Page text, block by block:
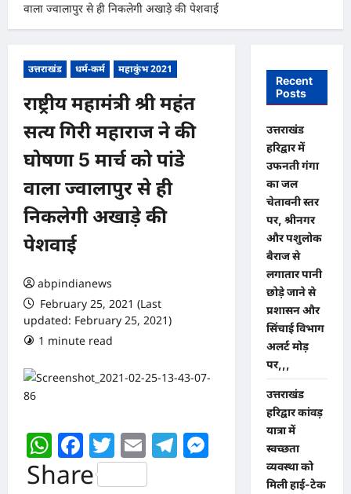
वाला ज्वालापुर से ही निकलेगी अखाड़े की पेशवाई
उत्तराखंड धर्म-कर्म महाकुंभ 2021
राष्ट्रीय महामंत्री श्री महंत
सत्य गिरी महाराज ने की
घोषणा 5 मार्च को पांडे
वाला ज्वालापुर से ही
निकलेगी अखाड़े की
पेशवाई
abpindianews
February 25, 2021 (Last
updated: February 25, 2021)
1 minute read
WhatsApp
Facebook
Twitter
EmailTelegram
Messenger
Share
Recent
Posts
उत्तराखंड
हरिद्वार में
उफनती गंगा
का जल
चेतावनी स्तर
पर, श्रीनगर
और पशुलोक
बैराज से
लगातार पानी
छोड़े जाने से
प्रशासन और
सिंचाई विभाग
अलर्ट मोड़
पर,,,
उत्तराखंड
हरिद्वार कांवड़
यात्रा में
स्वच्छता
व्यवस्था को
मिली हाई-टेक